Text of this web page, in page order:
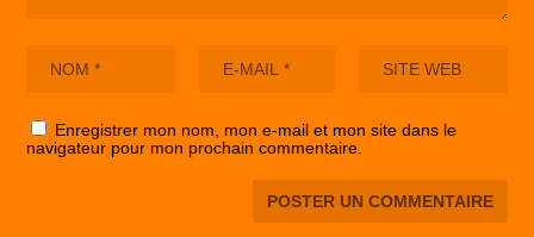
Enregistrer mon nom, mon e-mail et mon site dans le
navigateur pour mon prochain commentaire.